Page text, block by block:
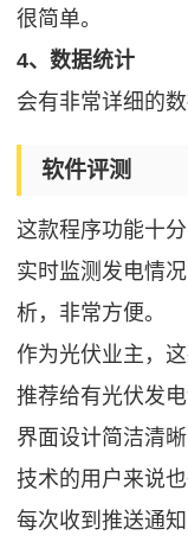
很简单。
4、数据统计
会有非常详细的
软件评测
这款程序功能十
实时监测发电情
析，非常方便。
作为光伏业主，
推荐给有光伏发
界面设计简洁清
技术的用户来说也
每次收到推送通